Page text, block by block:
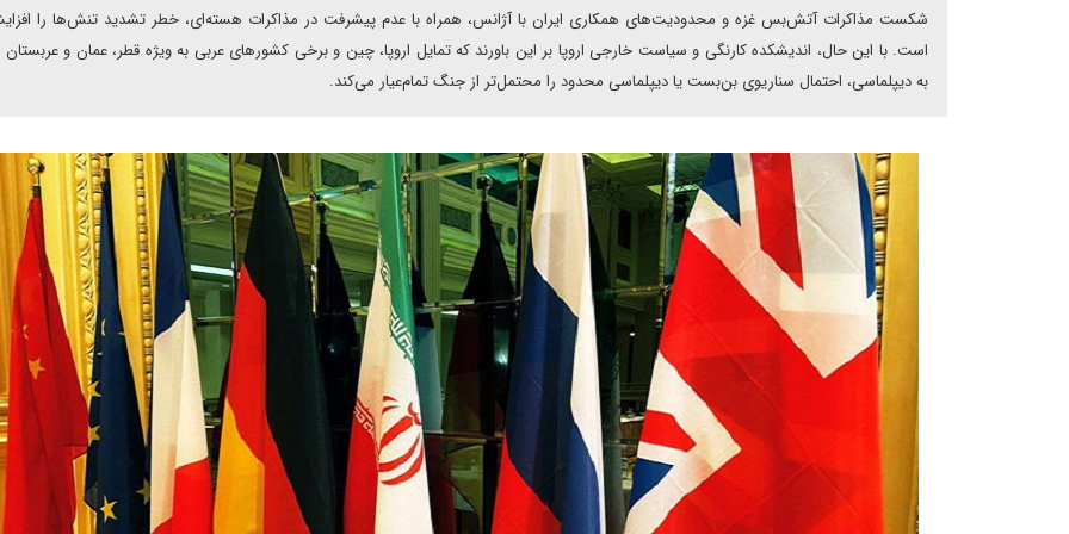
شکست مذاکرات آتش‌بس غزه و محدودیت‌های همکاری ایران با آژانس، همراه با عدم پیشرفت در مذاکرات هسته‌ای، خطر تشدید تنش‌ها را
است. با این حال، اندیشکده کارنگی و سیاست خارجی اروپا بر این باورند که تمایل اروپا، چین و برخی کشورهای عربی به ویژه قطر، عمان و
به دیپلماسی، احتمال سناریوی بن‌بست یا دیپلماسی محدود را محتمل‌تر از جنگ تمام‌عیار می‌کند.